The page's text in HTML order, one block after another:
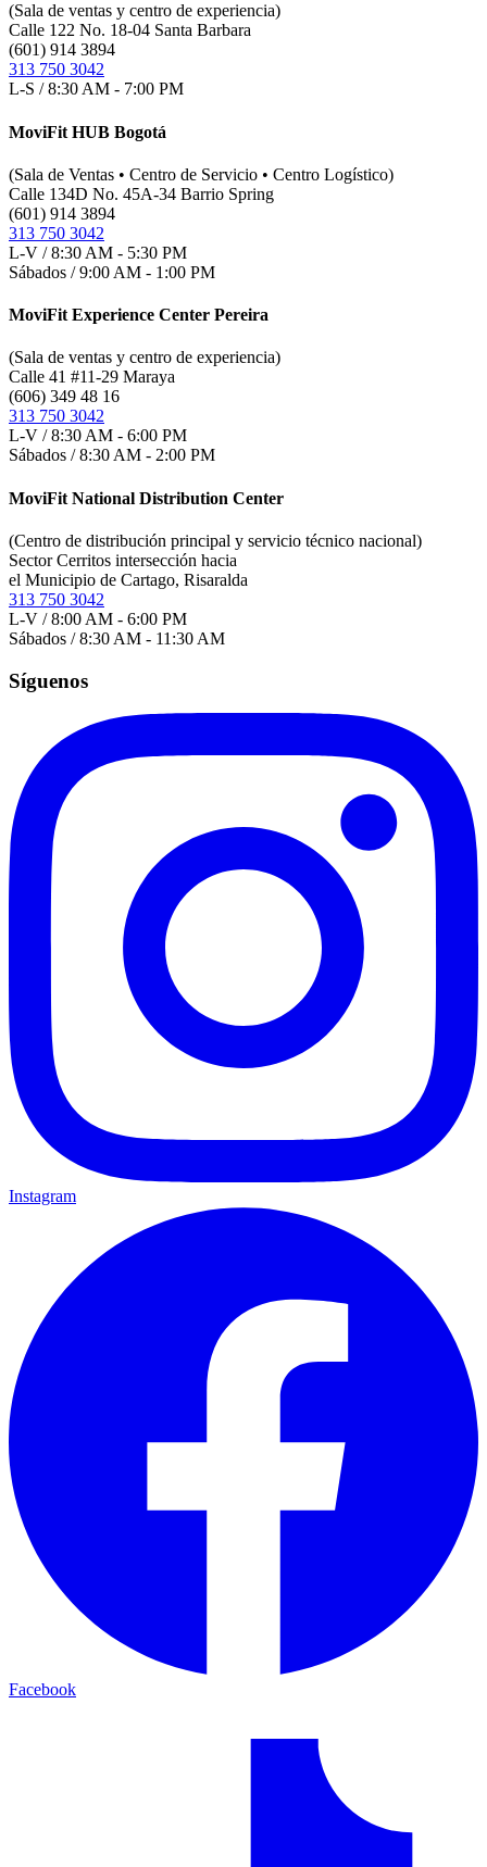
(Sala de ventas y centro de experiencia)
Calle 122 No. 18-04 Santa Barbara
(601) 914 3894
313 750 3042
L-S / 8:30 AM - 7:00 PM
MoviFit HUB Bogotá
(Sala de Ventas • Centro de Servicio • Centro Logístico)
Calle 134D No. 45A-34 Barrio Spring
(601) 914 3894
313 750 3042
L-V / 8:30 AM - 5:30 PM
Sábados / 9:00 AM - 1:00 PM
MoviFit Experience Center Pereira
(Sala de ventas y centro de experiencia)
Calle 41 #11-29 Maraya
(606) 349 48 16
313 750 3042
L-V / 8:30 AM - 6:00 PM
Sábados / 8:30 AM - 2:00 PM
MoviFit National Distribution Center
(Centro de distribución principal y servicio técnico nacional)
Sector Cerritos intersección hacia
el Municipio de Cartago, Risaralda
313 750 3042
L-V / 8:00 AM - 6:00 PM
Sábados / 8:30 AM - 11:30 AM
Síguenos
Instagram
Facebook